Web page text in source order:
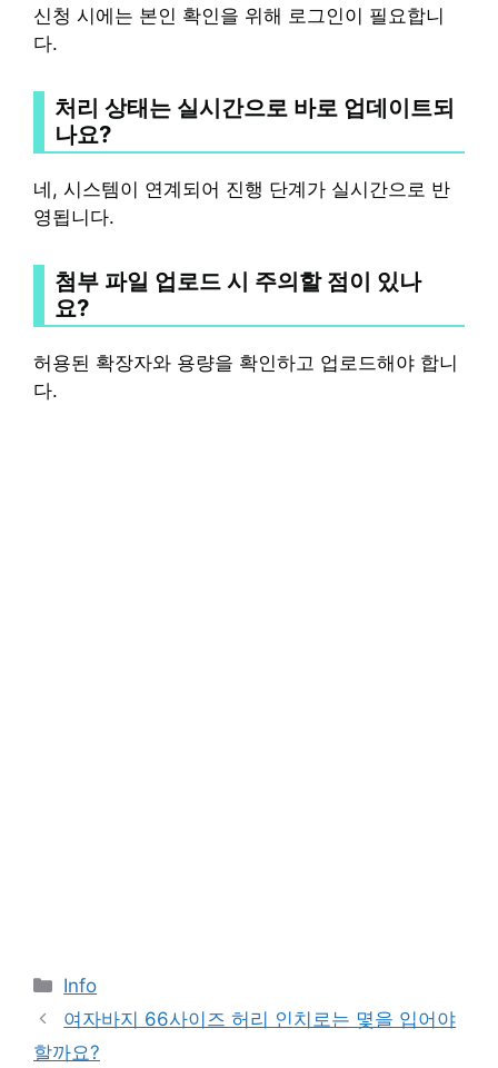
신청 시에는 본인 확인을 위해 로그인이 필요합니
다.
처리 상태는 실시간으로 바로 업데이트되
나요?
네, 시스템이 연계되어 진행 단계가 실시간으로 반
영됩니다.
첨부 파일 업로드 시 주의할 점이 있나
요?
허용된 확장자와 용량을 확인하고 업로드해야 합니
다.
Categories
Info
여자바지 66사이즈 허리 인치로는 몇을 입어야
할까요?